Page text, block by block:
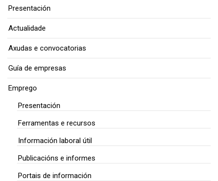
Presentación
Actualidade
Axudas e convocatorias
Guía de empresas
Emprego
Presentación
Ferramentas e recursos
Información laboral útil
Publicacións e informes
Portais de información